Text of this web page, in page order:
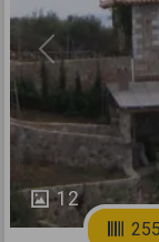
12
Previous